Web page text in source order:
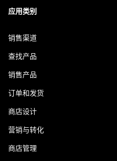
应用类别
销售渠道
查找产品
销售产品
订单和发货
商店设计
营销与转化
商店管理